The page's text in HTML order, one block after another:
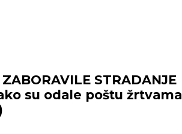
STRADANJE
su odale poštu žrtvama